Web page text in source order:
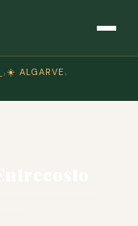
› ☀️ ALGARVE ›